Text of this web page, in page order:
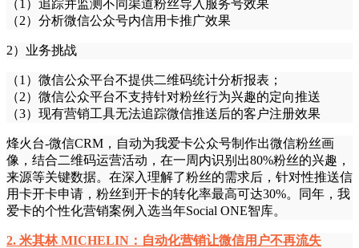
（1）追踪并监测不同渠道粉丝导入服务号效果
（2）分析微信公众号内信用卡推广效果
2）业务挑战
（1）微信公众平台不提供二维码统计分析报表；
（2）微信公众平台不支持针对粉丝行为兴趣的定向推送
（3）现有营销工具无法追踪微信推送后的客户注册效果
烽火台-微信CRM，自动为我爱卡公众号制作出微信粉丝画
像，结合二维码运营活动，在一周内识别出80%粉丝的兴趣，
来源等关键数据。在深入理解了粉丝的需求后，针对性推送信
用卡开卡申请，粉丝到开卡的转化率最高可达30%。同年，我
爱卡的个性化营销案例入选当年Social ONE智库。
2. 米其林 MICHELIN：自动化营销让微信用户不再流失